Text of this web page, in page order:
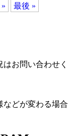
» 最後 »
お問い合わせく
などが変わる場合